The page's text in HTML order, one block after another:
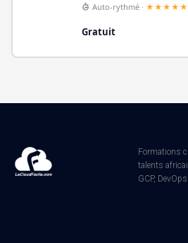
Auto-rythmé · ★★★★★
Gratuit
Formations
talents
GCP,